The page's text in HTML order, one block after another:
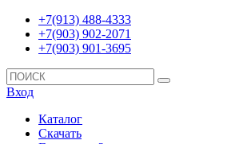
+7(913) 488-4333
+7(903) 902-2071
+7(903) 901-3695
Вход
Каталог
Скачать